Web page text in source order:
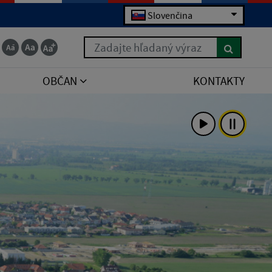
Slovenčina
Zadajte hľadaný výraz
OBČAN KONTAKTY